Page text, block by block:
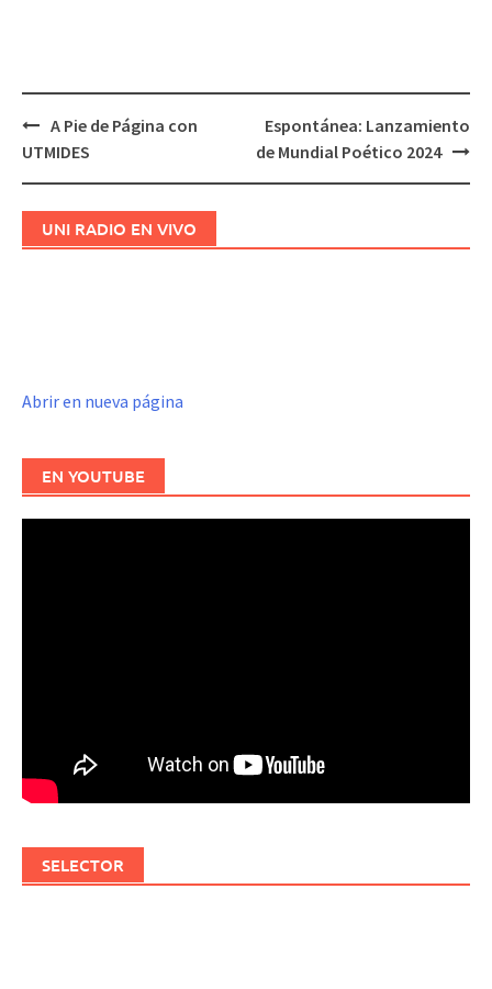
Navegación
A Pie de Página con
UTMIDES
Espontánea: Lanzamiento
de Mundial Poético 2024
UNI RADIO EN VIVO
Abrir en nueva página
EN YOUTUBE
SELECTOR